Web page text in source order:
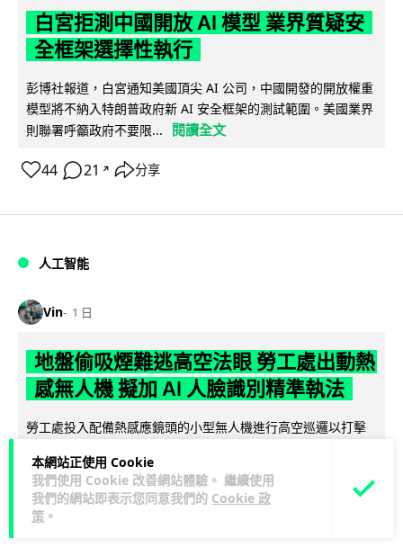
本網站正使用 Cookie
我們使用 Cookie 改善網站體驗。 繼續使用
我們的網站即表示您同意我們的 Cookie 政
策 。
白宮拒測中國開放 AI 模型 業界質疑安
全框架選擇性執行
彭博社報道，白宮通知美國頂尖 AI 公司，中國開發的開放權重
模型將不納入特朗普政府新 AI 安全框架的測試範圍。美國業界
則聯署呼籲政府不要限...
閱讀全文
44 21 ↗ 分享
人工智能
Vin 1 日
地盤偷吸煙難逃高空法眼 勞工處出動熱
感無人機 擬加 AI 人臉識別精準執法
勞工處投入配備熱感應鏡頭的小型無人機進行高空巡邏以打擊
分析功能，結合三大技術進一...
246 55 ↗ 分享